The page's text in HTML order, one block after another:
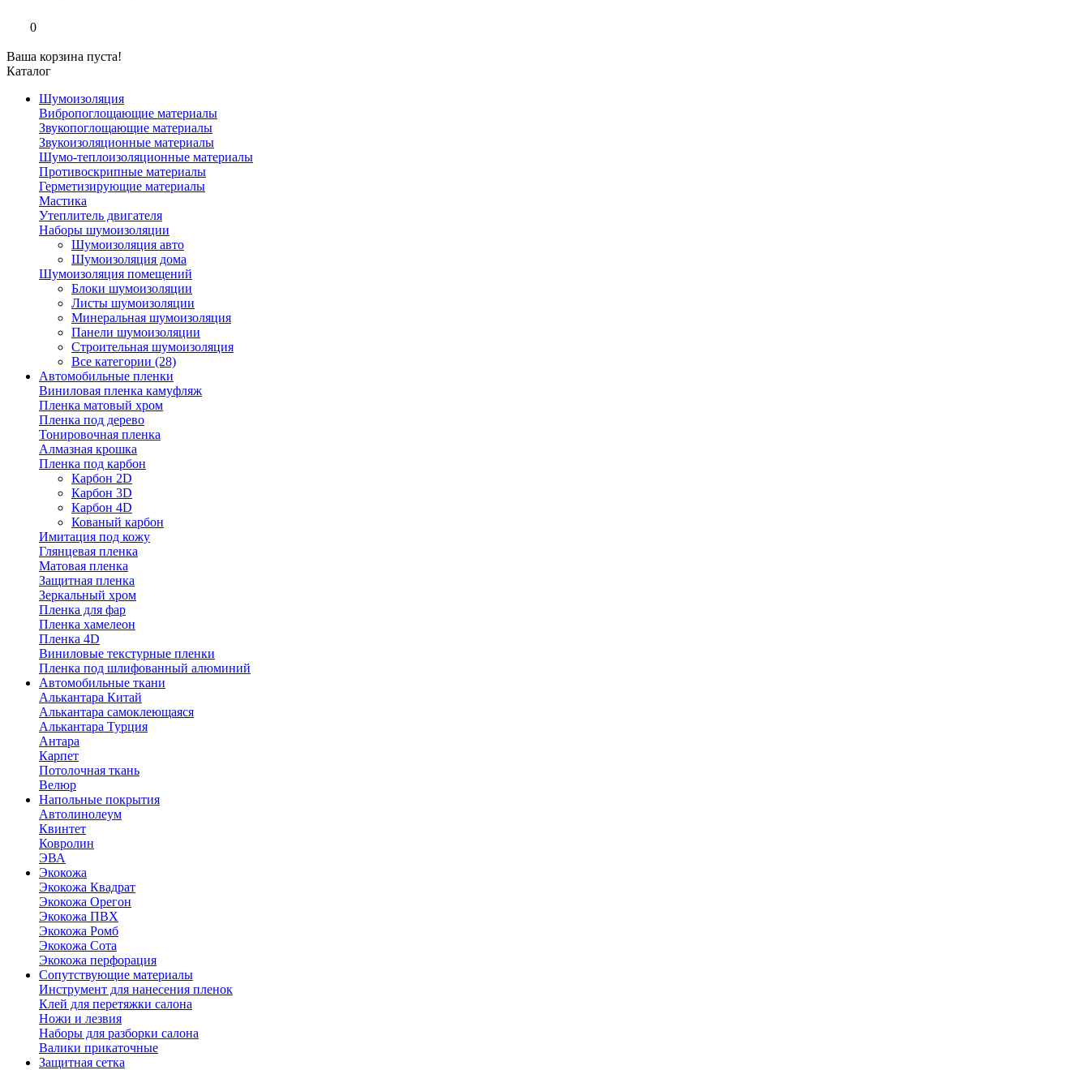
0
Ваша корзина пуста!
Каталог
Шумоизоляция
Вибропоглощающие материалы
Звукопоглощающие материалы
Звукоизоляционные материалы
Шумо-теплоизоляционные материалы
Противоскрипные материалы
Герметизирующие материалы
Мастика
Утеплитель двигателя
Наборы шумоизоляции
Шумоизоляция авто
Шумоизоляция дома
Шумоизоляция помещений
Блоки шумоизоляции
Листы шумоизоляции
Минеральная шумоизоляция
Панели шумоизоляции
Строительная шумоизоляция
Все категории (28)
Автомобильные пленки
Виниловая пленка камуфляж
Пленка матовый хром
Пленка под дерево
Тонировочная пленка
Алмазная крошка
Пленка под карбон
Карбон 2D
Карбон 3D
Карбон 4D
Кованый карбон
Имитация под кожу
Глянцевая пленка
Матовая пленка
Защитная пленка
Зеркальный хром
Пленка для фар
Пленка хамелеон
Пленка 4D
Виниловые текстурные пленки
Пленка под шлифованный алюминий
Автомобильные ткани
Алькантара Китай
Алькантара самоклеющаяся
Алькантара Турция
Антара
Карпет
Потолочная ткань
Велюр
Напольные покрытия
Автолинолеум
Квинтет
Ковролин
ЭВА
Экокожа
Экокожа Квадрат
Экокожа Орегон
Экокожа ПВХ
Экокожа Ромб
Экокожа Сота
Экокожа перфорация
Сопутствующие материалы
Инструмент для нанесения пленок
Клей для перетяжки салона
Ножи и лезвия
Наборы для разборки салона
Валики прикаточные
Защитная сетка